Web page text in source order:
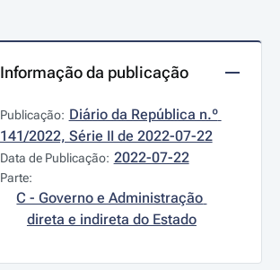
Informação da publicação
Publicação: Diário da República n.º
141/2022, Série II de 2022-07-22
Data de Publicação: 2022-07-22
Parte:
C - Governo e Administração
direta e indireta do Estado